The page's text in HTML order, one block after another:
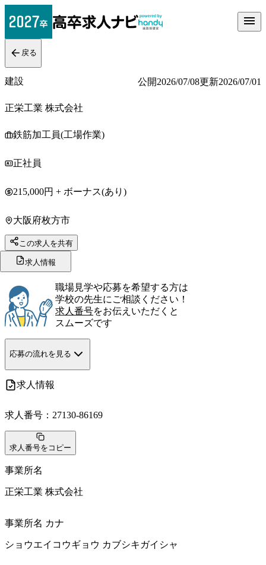
戻る
建設 公開2026/07/08更新2026/07/01
正栄工業 株式会社
鉄筋加工員(工場作業)
正社員
215,000円 + ボーナス(あり)
大阪府枚方市
この求人を共有
求人情報
職場見学や応募を希望する方は
学校の先生にご相談ください！
求人番号をお伝えいただくと
スムーズです
応募の流れを見る
求人情報
求人番号： 27130-86169
求人番号をコピー
事業所名
正栄工業 株式会社
事業所名 カナ
ショウエイコウギョウ カブシキガイシャ